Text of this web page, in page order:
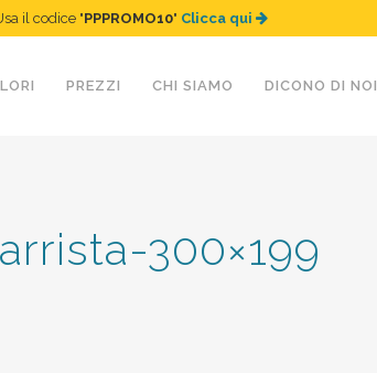
il codice "PPPROMO10" Clicca qui
PREZZI CHI SIAMO DICONO DI NOI
300×199